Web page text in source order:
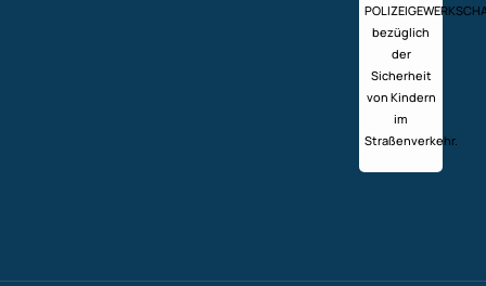
bezüglich
der
Sicherheit
von Kindern
im
Straßenverkehr.